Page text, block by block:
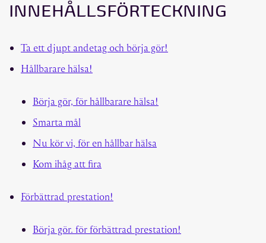
INNEHÅLLSFÖRTECKNING
Ta ett djupt andetag och börja gör!
Hållbarare hälsa!
Börja gör, för hållbarare hälsa!
Smarta mål
Nu kör vi, för en hållbar hälsa
Kom ihåg att fira
Förbättrad prestation!
Börja gör. för förbättrad prestation!